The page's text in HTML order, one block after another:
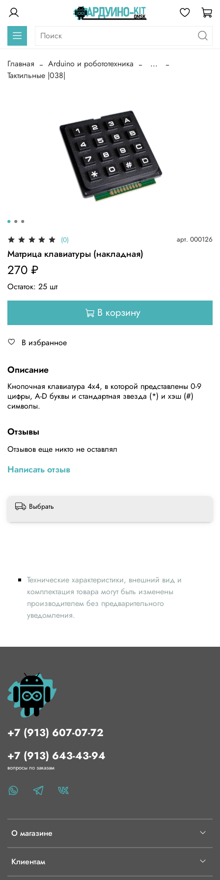
Главная Arduino и робототехника
...
Тактильные |038|
(0) арт. 000126
Матрица клавиатуры (накладная)
270 ₽
Остаток: 25 шт
В корзину
В избранное
Описание
Кнопочная клавиатура 4х4, в которой представлены 0-9
цифры, A-D буквы и стандартная звезда (*) и хэш (#)
символы.
Отзывы
Отзывов еще никто не оставлял
Написать отзыв
Выбрать
Технические характеристики, внешний вид и
комплектация товара могут быть изменены
производителем без предварительного
уведомления.
О магазине
Клиентам
+7 (913) 607-07-72
+7 (913) 643-43-94
вопросы по заказам